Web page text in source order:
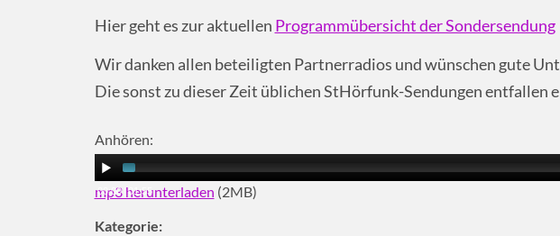
Hier geht es zur aktuellen Programmübersicht der Sondersendung
Wir danken allen beteiligten Partnerradios und wünschen gute
Die sonst zu dieser Zeit üblichen StHörfunk-Sendungen entfallen
Anhören:
00:00 01:55
mp3 herunterladen (2MB)
Kategorie: